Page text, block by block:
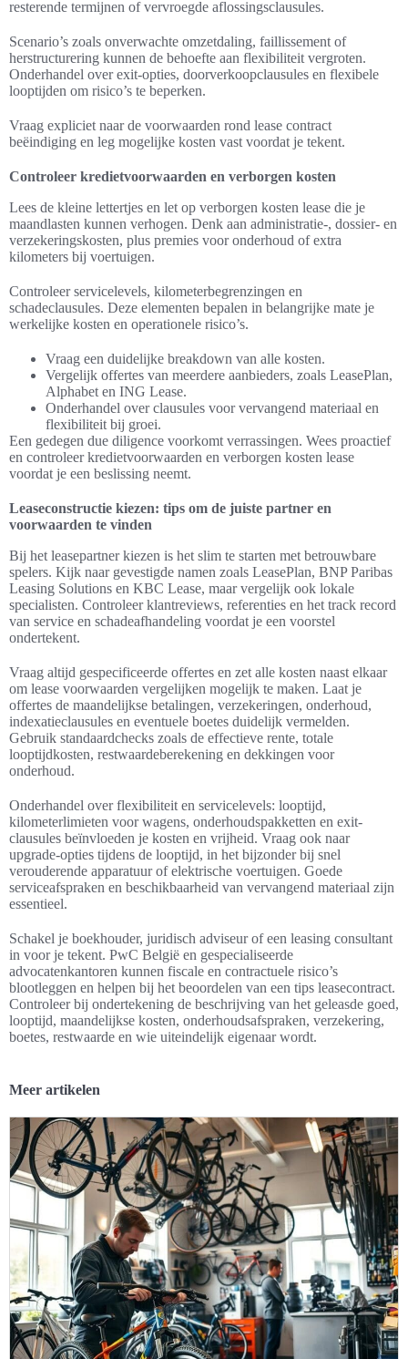
resterende termijnen of vervroegde aflossingsclausules.
Scenario’s zoals onverwachte omzetdaling, faillissement of
herstructurering kunnen de behoefte aan flexibiliteit vergroten.
Onderhandel over exit-opties, doorverkoopclausules en flexibele
looptijden om risico’s te beperken.
Vraag expliciet naar de voorwaarden rond lease contract
beëindiging en leg mogelijke kosten vast voordat je tekent.
Controleer kredietvoorwaarden en verborgen kosten
Lees de kleine lettertjes en let op verborgen kosten lease die je
maandlasten kunnen verhogen. Denk aan administratie-, dossier- en
verzekeringskosten, plus premies voor onderhoud of extra
kilometers bij voertuigen.
Controleer servicelevels, kilometerbegrenzingen en
schadeclausules. Deze elementen bepalen in belangrijke mate je
werkelijke kosten en operationele risico’s.
Vraag een duidelijke breakdown van alle kosten.
Vergelijk offertes van meerdere aanbieders, zoals LeasePlan,
Alphabet en ING Lease.
Onderhandel over clausules voor vervangend materiaal en
flexibiliteit bij groei.
Een gedegen due diligence voorkomt verrassingen. Wees proactief
en controleer kredietvoorwaarden en verborgen kosten lease
voordat je een beslissing neemt.
Leaseconstructie kiezen: tips om de juiste partner en
voorwaarden te vinden
Bij het leasepartner kiezen is het slim te starten met betrouwbare
spelers. Kijk naar gevestigde namen zoals LeasePlan, BNP Paribas
Leasing Solutions en KBC Lease, maar vergelijk ook lokale
specialisten. Controleer klantreviews, referenties en het track record
van service en schadeafhandeling voordat je een voorstel
ondertekent.
Vraag altijd gespecificeerde offertes en zet alle kosten naast elkaar
om lease voorwaarden vergelijken mogelijk te maken. Laat je
offertes de maandelijkse betalingen, verzekeringen, onderhoud,
indexatieclausules en eventuele boetes duidelijk vermelden.
Gebruik standaardchecks zoals de effectieve rente, totale
looptijdkosten, restwaardeberekening en dekkingen voor
onderhoud.
Onderhandel over flexibiliteit en servicelevels: looptijd,
kilometerlimieten voor wagens, onderhoudspakketten en exit-
clausules beïnvloeden je kosten en vrijheid. Vraag ook naar
upgrade-opties tijdens de looptijd, in het bijzonder bij snel
verouderende apparatuur of elektrische voertuigen. Goede
serviceafspraken en beschikbaarheid van vervangend materiaal zijn
essentieel.
Schakel je boekhouder, juridisch adviseur of een leasing consultant
in voor je tekent. PwC België en gespecialiseerde
advocatenkantoren kunnen fiscale en contractuele risico’s
blootleggen en helpen bij het beoordelen van een tips leasecontract.
Controleer bij ondertekening de beschrijving van het geleasde goed,
looptijd, maandelijkse kosten, onderhoudsafspraken, verzekering,
boetes, restwaarde en wie uiteindelijk eigenaar wordt.
Meer artikelen